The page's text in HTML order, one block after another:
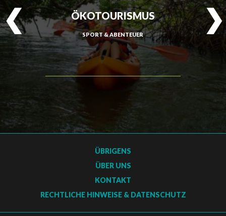
ÖKOTOURISMUS
SPORT & ABENTEUER
ÜBRIGENS
ÜBER UNS
KONTAKT
RECHTLICHE HINWEISE & DATENSCHUTZ